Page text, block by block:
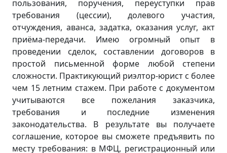
пользования, поручения, переуступки прав
требования (цессии), долевого участия,
отчуждения, аванса, задатка, оказания услуг, акт
приёма-передачи. Имею огромный опыт в
проведении сделок, составлении договоров в
простой письменной форме любой степени
сложности. Практикующий риэлтор-юрист с более
чем 15 летним стажем. При работе с документом
учитываются все пожелания заказчика,
требования и последние изменения
законодательства. В результате вы получаете
соглашение, которое вы сможете предъявить по
месту требования: в МФЦ, регистрационный или